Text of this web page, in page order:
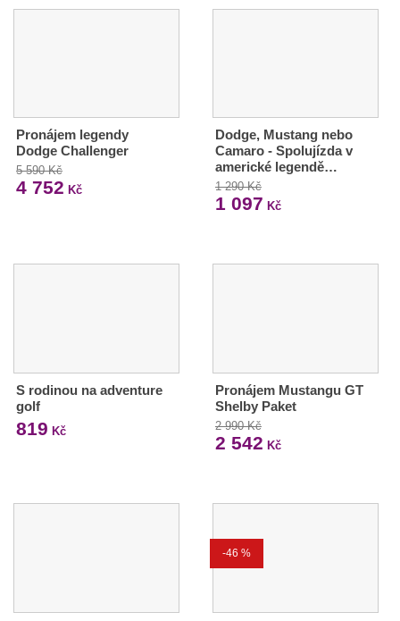
Pronájem legendy
Dodge Challenger
5 590 Kč
4 752 Kč
Dodge, Mustang nebo
Camaro - Spolujízda v
americké legendě…
1 290 Kč
1 097 Kč
S rodinou na adventure
golf
819 Kč
Pronájem Mustangu GT
Shelby Paket
2 990 Kč
2 542 Kč
-46 %